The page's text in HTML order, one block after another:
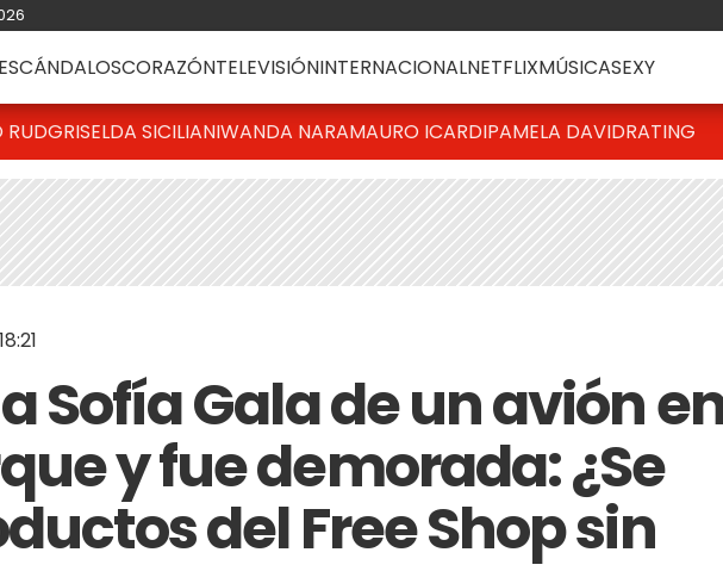
ESCÁNDALOSCORAZÓNTELEVISIÓNINTERNACIONALNETFLIXMÚSICASEXY
RUDGRISELDA SICILIANIWANDA NARAMAURO ICARDIPAMELA DAVIDRATING
Sofía Gala de un avión
y fue demorada: ¿Se
del Free Shop sin